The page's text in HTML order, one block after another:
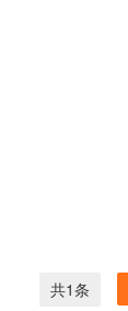
共1条